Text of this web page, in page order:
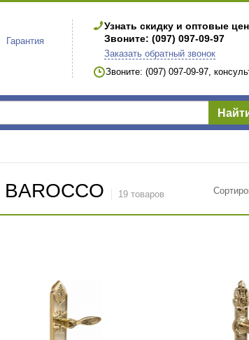
Гарантия
Узнать скидку и оптовые
Звоните: (097) 097-09-97
Заказать обратный звонок
Звоните: (097) 097-09-97,
19 товаров